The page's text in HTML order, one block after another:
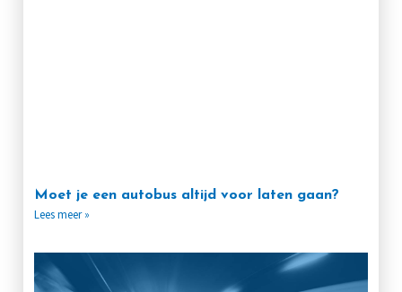
Moet je een autobus altijd voor laten gaan?
Lees meer »